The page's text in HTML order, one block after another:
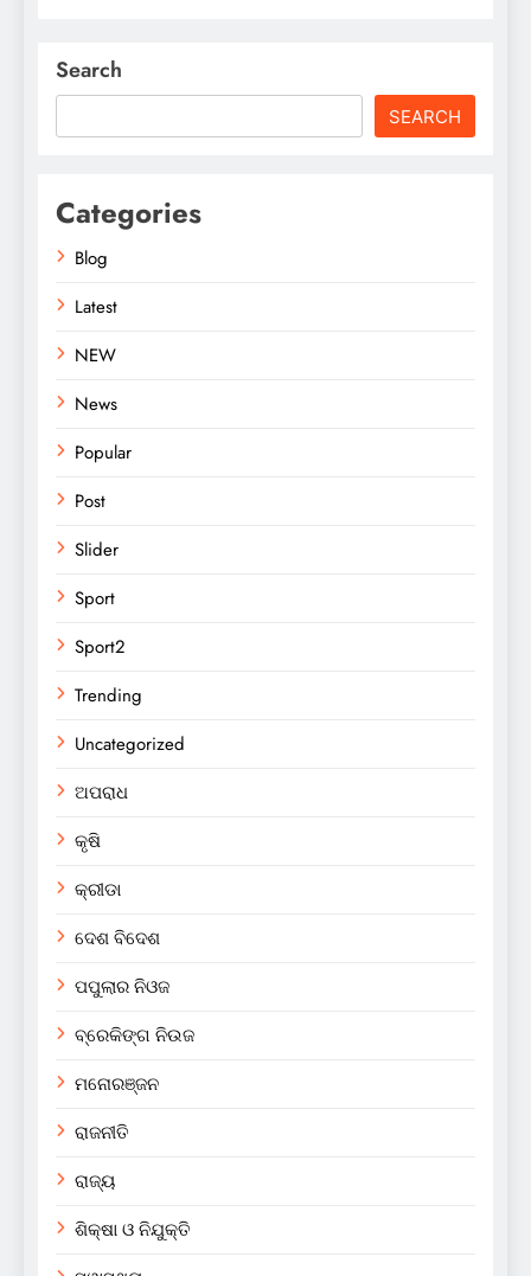
Search
SEARCH
Categories
Blog
Latest
NEW
News
Popular
Post
Slider
Sport
Sport2
Trending
Uncategorized
ଅପରାଧ
କୃଷି
କ୍ରୀଡା
ଦେଶ ବିଦେଶ
ପପୁଲାର ନିଓଜ
ବ୍ରେକିଙ୍ଗ ନିଉଜ
ମନୋରଞ୍ଜନ
ରାଜନୀତି
ରାଜ୍ୟ
ଶିକ୍ଷା ଓ ନିଯୁକ୍ତି